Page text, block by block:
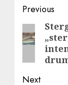
Post
Previous
Previous
post:
Next